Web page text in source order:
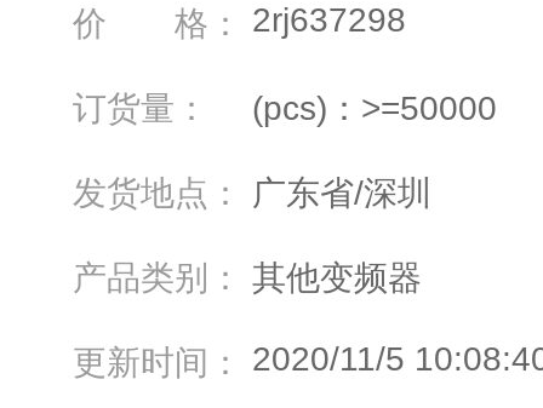
价 格： 2rj637298
订货量： (pcs)：>=50000
发货地点： 广东省/深圳
产品类别： 其他变频器
更新时间： 2020/11/5